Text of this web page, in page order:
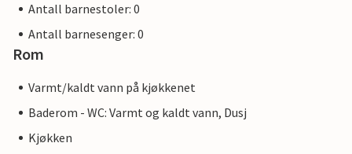
Antall barnestoler: 0
Antall barnesenger: 0
Rom
Varmt/kaldt vann på kjøkkenet
Baderom - WC: Varmt og kaldt vann, Dusj
Kjøkken